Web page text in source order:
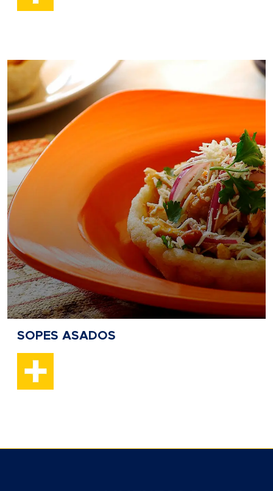
SOPES ASADOS